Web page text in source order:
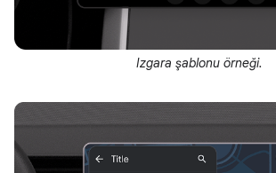
Izgara şablonu örneği.